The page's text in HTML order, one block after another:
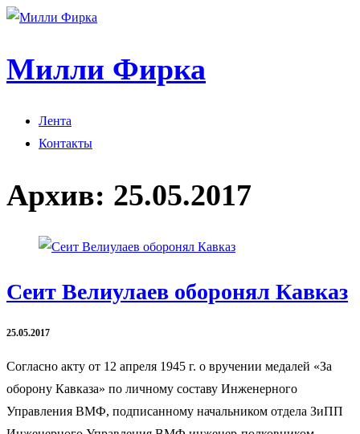
Милли Фирка
Лента
Контакты
Архив: 25.05.2017
Сеит Велиулаев оборонял Кавказ
25.05.2017
Согласно акту от 12 апреля 1945 г. о вручении медалей «За
оборону Кавказа» по личному составу Инженерного
Управления ВМФ, подписанному начальником отдела ЗиПП